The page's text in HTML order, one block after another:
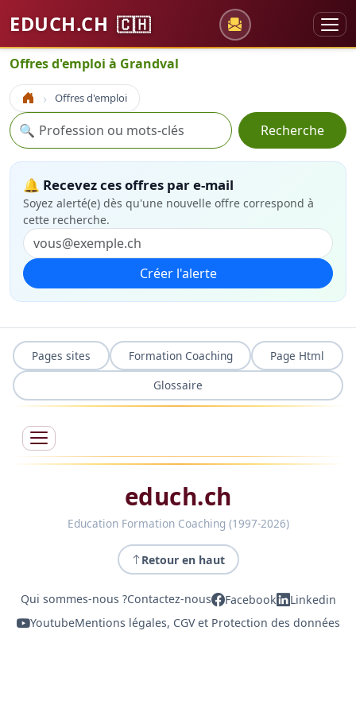
EDUCH.CH 🇨🇭
Offres d'emploi à Grandval
Accueil Offres d'emploi
Recherche
🔍 Recherche
🔔 Recevez ces offres par e-mail
Soyez alerté(e) dès qu'une nouvelle offre correspond à
cette recherche.
Créer l'alerte
Pages sites Formation Coaching
Page Html
Glossaire
educh.ch
Education Formation Coaching (1997-2026)
Retour en haut
Qui sommes-nous ?Contactez-nous Facebook
Linkedin
YoutubeMentions légales, CGV et Protection des données